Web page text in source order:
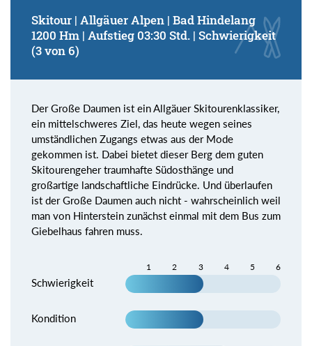
Skitour | Allgäuer Alpen | Bad Hindelang
1200 Hm | Aufstieg 03:30 Std. | Schwierigkeit
(3 von 6)
Der Große Daumen ist ein Allgäuer Skitourenklassiker,
ein mittelschweres Ziel, das heute wegen seines
umständlichen Zugangs etwas aus der Mode
gekommen ist. Dabei bietet dieser Berg dem guten
Skitourengeher traumhafte Südosthänge und
großartige landschaftliche Eindrücke. Und überlaufen
ist der Große Daumen auch nicht - wahrscheinlich weil
man von Hinterstein zunächst einmal mit dem Bus zum
Giebelhaus fahren muss.
1 2 3 4 5 6
Schwierigkeit
Kondition